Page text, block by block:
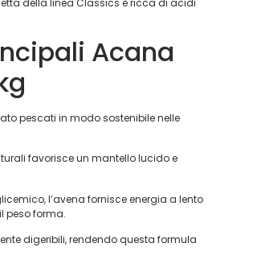
della linea Classics è ricca di acidi
Acana
pescati in modo sostenibile nelle
favorisce un mantello lucido e
l’avena fornisce energia a lento
peso forma.
digeribili, rendendo questa formula